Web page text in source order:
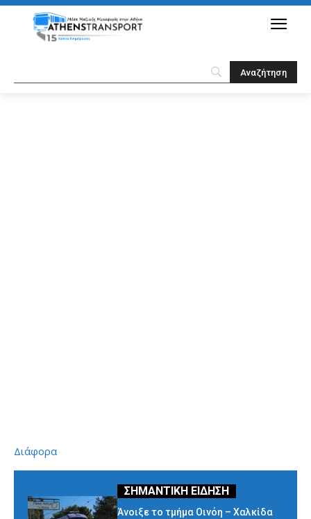
Διάφορα
Άνοιξε το τμήμα Οινόη – Χαλκίδα